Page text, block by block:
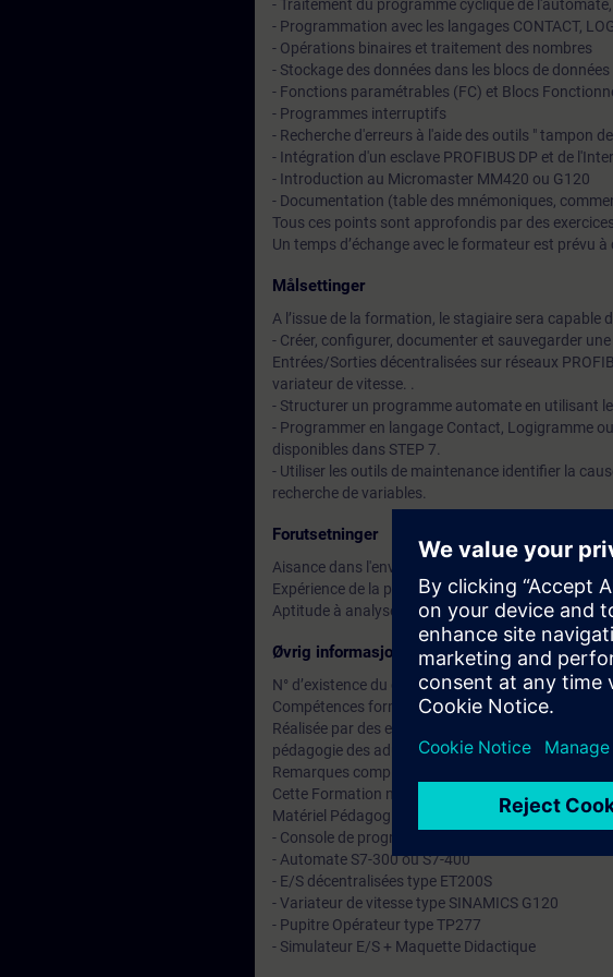
- Traitement du programme cyclique de
- Programmation avec les langages CONTACT,
- Opérations binaires et traitement des nombres
- Stockage des données dans les blocs de données
- Fonctions paramétrables (FC) et Blocs
- Programmes interruptifs
- Recherche d'erreurs à l'aide des outils " tampon
- Intégration d'un esclave PROFIBUS DP et de
- Introduction au Micromaster MM420 ou G120
- Documentation (table des mnémoniques,
Tous ces points sont approfondis par des exercices.
Un temps d’échange avec le formateur est prévu à
Målsettinger
A l’issue de la formation, le stagiaire sera capable
- Créer, configurer, documenter et sauvegarder
Entrées/Sorties décentralisées sur réseaux
variateur de vitesse. .
- Structurer un programme automate en utilisant
- Programmer en langage Contact, Logigramme
disponibles dans STEP 7.
- Utiliser les outils de maintenance identifier la
recherche de variables.
Forutsetninger
Aisance dans l'environnement WINDOWS.
Expérience de la programmation ou le
Aptitude à analyser et concevoir un programme.
Øvrig informasjon
N° d’existence du centre de formation SITRAIN :
Compétences formateur :
Réalisée par des experts assurant au quotidien
pédagogie des adultes avec un suivi et une
Remarques complémentaires :
Cette Formation ne convient pas aux gammes de
Matériel Pédagogique (à titre indicatif par binôme)
- Console de programmation (STEP7 v5, Wincc
- Automate S7-300 ou S7-400
- E/S décentralisées type ET200S
- Variateur de vitesse type SINAMICS G120
- Pupitre Opérateur type TP277
- Simulateur E/S + Maquette Didactique